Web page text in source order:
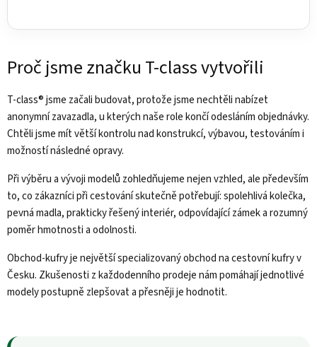
Proč jsme značku T-class vytvořili
T-class® jsme začali budovat, protože jsme nechtěli nabízet
anonymní zavazadla, u kterých naše role končí odesláním objednávky.
Chtěli jsme mít větší kontrolu nad konstrukcí, výbavou, testováním i
možností následné opravy.
Při výběru a vývoji modelů zohledňujeme nejen vzhled, ale především
to, co zákazníci při cestování skutečně potřebují: spolehlivá kolečka,
pevná madla, prakticky řešený interiér, odpovídající zámek a rozumný
poměr hmotnosti a odolnosti.
Obchod-kufry je největší specializovaný obchod na cestovní kufry v
Česku. Zkušenosti z každodenního prodeje nám pomáhají jednotlivé
modely postupně zlepšovat a přesněji je hodnotit.